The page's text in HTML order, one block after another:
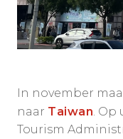
In november
naar Taiwan. Op
Tourism